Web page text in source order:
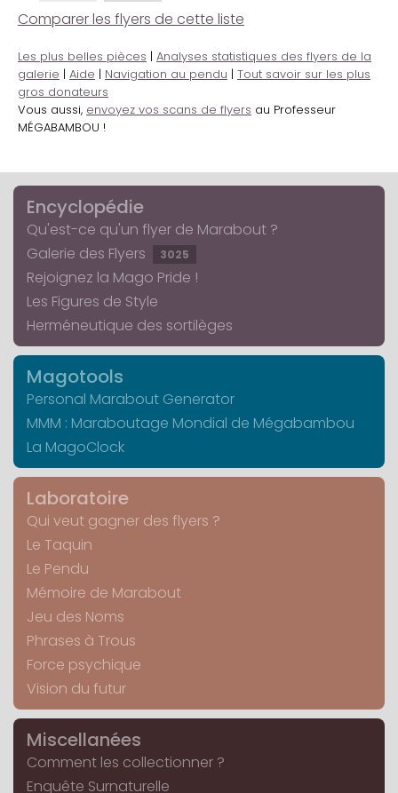
Comparer les flyers de cette liste
Les plus belles pièces | Analyses statistiques des flyers de la
galerie | Aide | Navigation au pendu | Tout savoir sur les plus
gros donateurs
Vous aussi, envoyez vos scans de flyers au Professeur
MÉGABAMBOU !
Encyclopédie
Qu'est-ce qu'un flyer de Marabout ?
Galerie des Flyers
3025
Rejoignez la Mago Pride !
Les Figures de Style
Herméneutique des sortilèges
Magotools
Personal Marabout Generator
MMM : Maraboutage Mondial de Mégabambou
La MagoClock
Laboratoire
Qui veut gagner des flyers ?
Le Taquin
Le Pendu
Mémoire de Marabout
Jeu des Noms
Phrases à Trous
Force psychique
Vision du futur
Miscellanées
Comment les collectionner ?
Enquête Surnaturelle